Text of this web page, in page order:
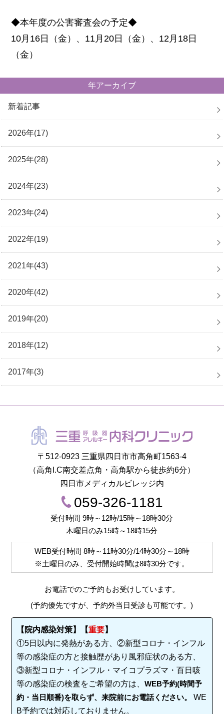
◆本年度の公害審査会の予定◆
10月16日（金）、11月20日（金）、12月18日
（金）
年アーカイブ
新着記事
2026年(17)
2025年(28)
2024年(23)
2023年(24)
2022年(19)
2021年(43)
2020年(42)
2019年(20)
2018年(12)
2017年(3)
〒512-0923 三重県四日市市高角町1563-4
（高角I.C南交差点角・高角駅から徒歩約6分）
四日市メディカルビレッジ内
059-326-1181
受付時間 9時～12時/15時～18時30分
木曜日のみ15時～18時15分
WEB受付時間 8時～11時30分/14時30分～18時
※土曜日のみ、受付開始時間は8時30分です。
お電話でのご予約もお受けしています。
(予約優先ですが、予約外当日受診も可能です。)
【院内感染対策】【重要】
①5日以内に発熱がある方、②新型コロナ・インフル
等の感染症の方と接触歴があり風邪症状のある方、
③新型コロナ・インフル・マイコプラズマ・百日咳
等の感染症の検査をご希望の方は、WEB予約(時間予
約・当日順番)を取らず、来院前にお電話ください。
WE
B予約では対応しておりません。